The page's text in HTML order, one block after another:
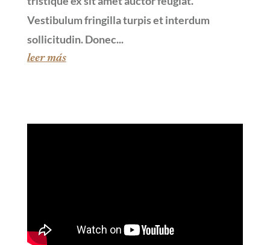
Vestibulum fringilla turpis et interdum
sollicitudin. Donec...
leer más